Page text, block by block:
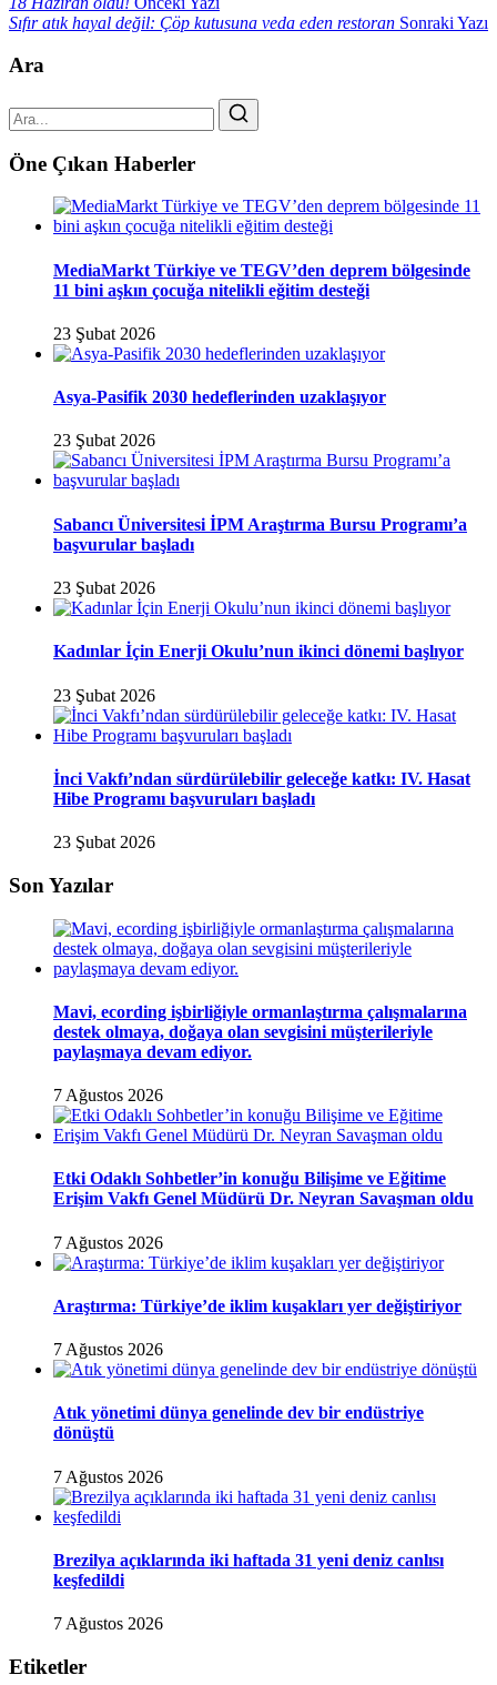
Sıfır atık hayal değil: Çöp kutusuna veda eden restoran Sonraki Yazı
Ara
Öne Çıkan Haberler
MediaMarkt Türkiye ve TEGV’den deprem bölgesinde
11 bini aşkın çocuğa nitelikli eğitim desteği
23 Şubat 2026
Asya-Pasifik 2030 hedeflerinden uzaklaşıyor
23 Şubat 2026
Sabancı Üniversitesi İPM Araştırma Bursu Programı’a
başvurular başladı
23 Şubat 2026
Kadınlar İçin Enerji Okulu’nun ikinci dönemi başlıyor
23 Şubat 2026
İnci Vakfı’ndan sürdürülebilir geleceğe katkı: IV. Hasat
Hibe Programı başvuruları başladı
23 Şubat 2026
Son Yazılar
Mavi, ecording işbirliğiyle ormanlaştırma çalışmalarına
destek olmaya, doğaya olan sevgisini müşterileriyle
paylaşmaya devam ediyor.
7 Ağustos 2026
Etki Odaklı Sohbetler’in konuğu Bilişime ve Eğitime
Erişim Vakfı Genel Müdürü Dr. Neyran Savaşman oldu
7 Ağustos 2026
Araştırma: Türkiye’de iklim kuşakları yer değiştiriyor
7 Ağustos 2026
Atık yönetimi dünya genelinde dev bir endüstriye
dönüştü
7 Ağustos 2026
Brezilya açıklarında iki haftada 31 yeni deniz canlısı
keşfedildi
7 Ağustos 2026
Etiketler